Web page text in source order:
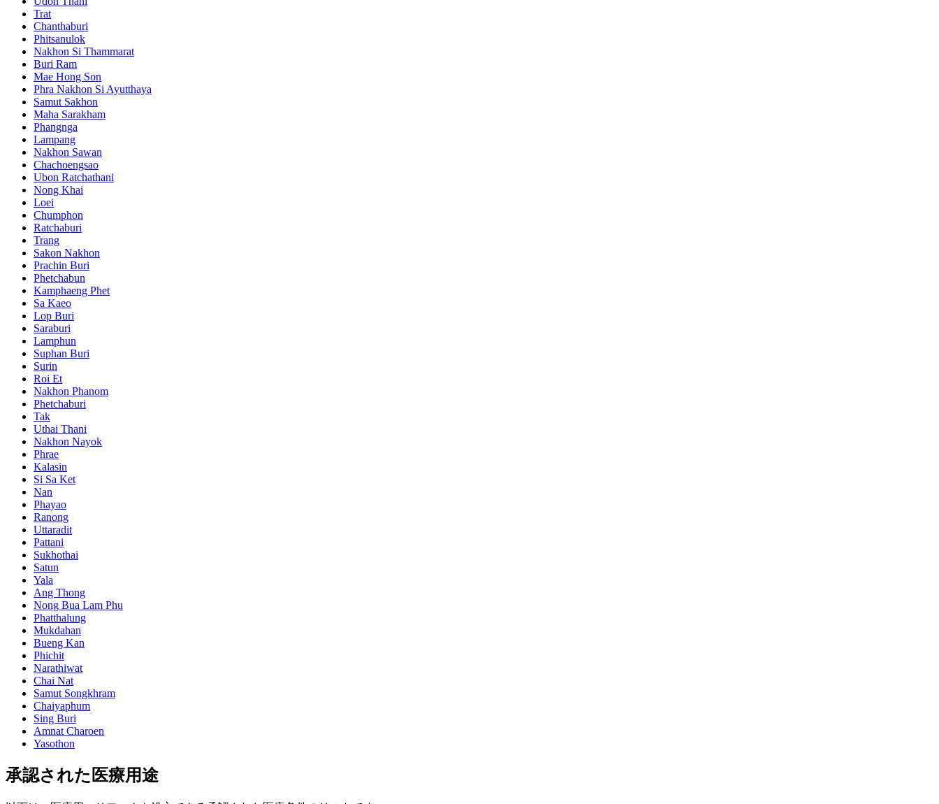
Trat
Chanthaburi
Phitsanulok
Nakhon Si Thammarat
Buri Ram
Mae Hong Son
Phra Nakhon Si Ayutthaya
Samut Sakhon
Maha Sarakham
Phangnga
Lampang
Nakhon Sawan
Chachoengsao
Ubon Ratchathani
Nong Khai
Loei
Chumphon
Ratchaburi
Trang
Sakon Nakhon
Prachin Buri
Phetchabun
Kamphaeng Phet
Sa Kaeo
Lop Buri
Saraburi
Lamphun
Suphan Buri
Surin
Roi Et
Nakhon Phanom
Phetchaburi
Tak
Uthai Thani
Nakhon Nayok
Phrae
Kalasin
Si Sa Ket
Nan
Phayao
Ranong
Uttaradit
Pattani
Sukhothai
Satun
Yala
Ang Thong
Nong Bua Lam Phu
Phatthalung
Mukdahan
Bueng Kan
Phichit
Narathiwat
Chai Nat
Samut Songkhram
Chaiyaphum
Sing Buri
Amnat Charoen
Yasothon
承認された医療用途